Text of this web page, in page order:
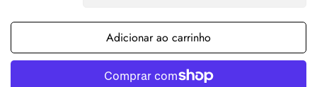
Adicionar ao carrinho